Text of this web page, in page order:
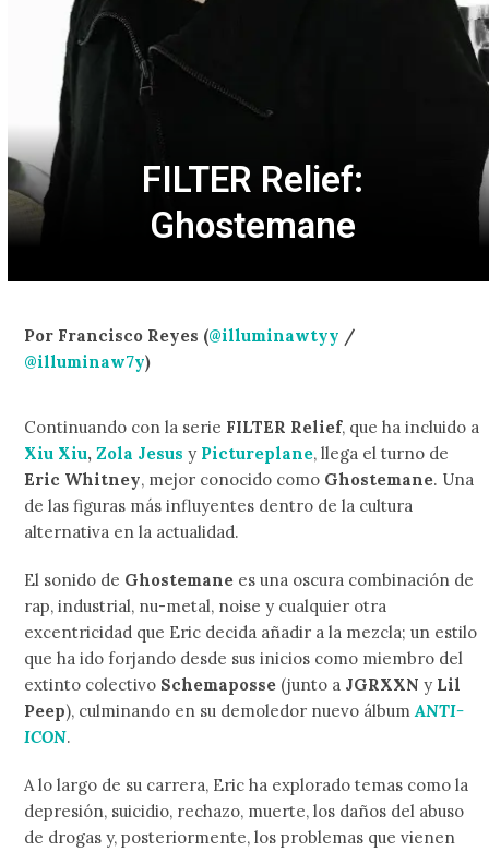
FILTER Relief:
Ghostemane
Por Francisco Reyes (@illuminawtyy /
@illuminaw7y)
Continuando con la serie FILTER Relief, que ha incluido a
Xiu Xiu,Zola Jesus y Pictureplane, llega el turno de
Eric Whitney, mejor conocido como Ghostemane. Una
de las figuras más influyentes dentro de la cultura
alternativa en la actualidad.
El sonido de Ghostemane es una oscura combinación de
rap, industrial, nu-metal, noise y cualquier otra
excentricidad que Eric decida añadir a la mezcla; un estilo
que ha ido forjando desde sus inicios como miembro del
extinto colectivo Schemaposse (junto a JGRXXNy Lil
Peep), culminando en su demoledor nuevo álbumANTI-
ICON.
A lo largo de su carrera, Eric ha explorado temas como la
depresión, suicidio, rechazo, muerte, los daños del abuso
de drogas y, posteriormente, los problemas que vienen